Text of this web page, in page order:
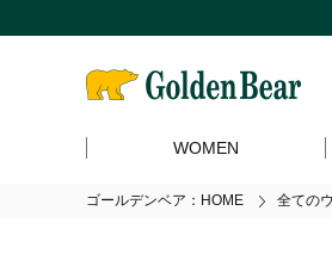
WOMEN
ゴールデンベア：HOME 全ての